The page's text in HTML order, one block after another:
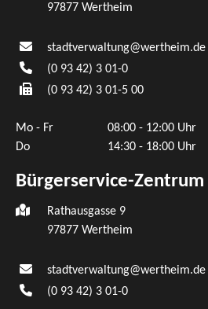
97877 Wertheim
stadtverwaltung@wertheim.de
(0 93 42) 3 01-0
(0 93 42) 3 01-5 00
Mo - Fr
08:00 - 12:00 Uhr
Do
14:30 - 18:00 Uhr
Bürgerservice-Zentrum
Rathausgasse 9
97877 Wertheim
stadtverwaltung@wertheim.de
(0 93 42) 3 01-0